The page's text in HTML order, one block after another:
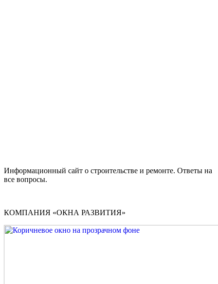
Информационный сайт о строительстве и ремонте. Ответы на
все вопросы.
КОМПАНИЯ «ОКНА РАЗВИТИЯ»